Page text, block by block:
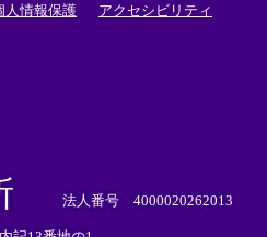
人情報保護 アクセシビリティ
法人番号 4000020262013